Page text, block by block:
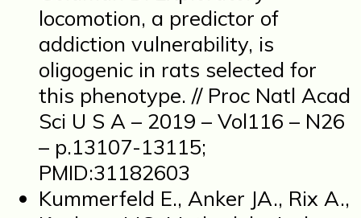
locomotion, a predictor of
addiction vulnerability, is
oligogenic in rats selected for
this phenotype. // Proc Natl Acad
Sci U S A – 2019 – Vol116 – N26
– p.13107-13115;
PMID:31182603
Kummerfeld E., Anker JA., Rix A.,